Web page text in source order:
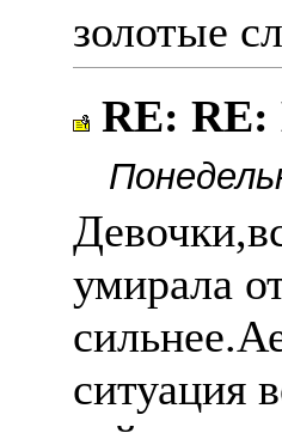
золотые
RE:
умирала
ситуация